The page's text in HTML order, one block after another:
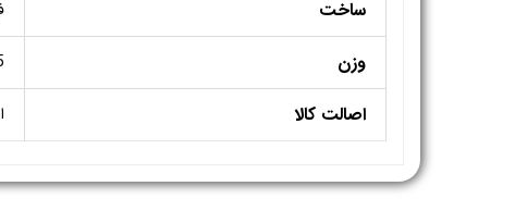
ساخت
وزن
اصالت کالا